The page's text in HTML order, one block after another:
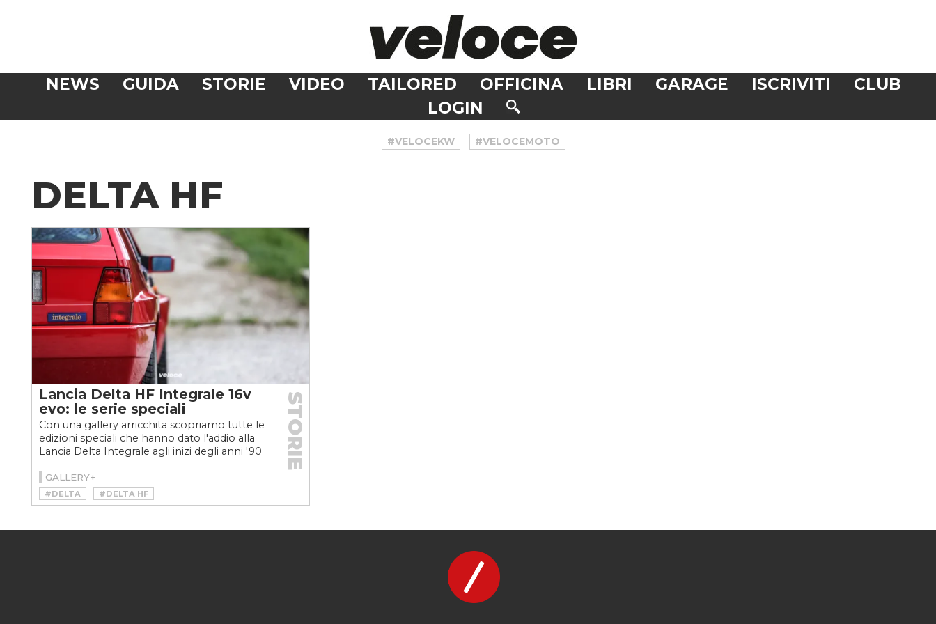
NEWS GUIDA STORIE VIDEO TAILORED OFFICINA LIBRI GARAGE ISCRIVITI
CLUB
LOGIN
#VELOCEKW #VELOCEMOTO
DELTA HF
Lancia Delta HF Integrale 16v
evo: le serie speciali
Con una gallery arricchita scopriamo tutte le
edizioni speciali che hanno dato l'addio alla
Lancia Delta Integrale agli inizi degli anni '90
STORIE
GALLERY+
#DELTA
#DELTA HF
#DELTA HF INTEGRALE